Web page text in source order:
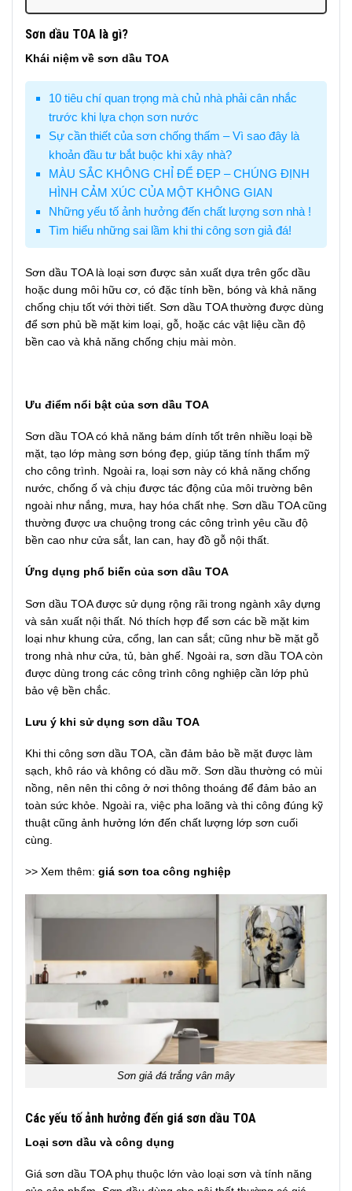
Sơn dầu TOA là gì?
Khái niệm về sơn dầu TOA
10 tiêu chí quan trọng mà chủ nhà phải cân nhắc
trước khi lựa chọn sơn nước
Sự cần thiết của sơn chống thấm – Vì sao đây là
khoản đầu tư bắt buộc khi xây nhà?
MÀU SẮC KHÔNG CHỈ ĐỂ ĐẸP – CHÚNG ĐỊNH
HÌNH CẢM XÚC CỦA MỘT KHÔNG GIAN
Những yếu tố ảnh hưởng đến chất lượng sơn nhà !
Tìm hiểu những sai lầm khi thi công sơn giả đá!
Sơn dầu TOA là loại sơn được sản xuất dựa trên gốc dầu
hoặc dung môi hữu cơ, có đặc tính bền, bóng và khả năng
chống chịu tốt với thời tiết. Sơn dầu TOA thường được dùng
để sơn phủ bề mặt kim loại, gỗ, hoặc các vật liệu cần độ
bền cao và khả năng chống chịu mài mòn.
Ưu điểm nổi bật của sơn dầu TOA
Sơn dầu TOA có khả năng bám dính tốt trên nhiều loại bề
mặt, tạo lớp màng sơn bóng đẹp, giúp tăng tính thẩm mỹ
cho công trình. Ngoài ra, loại sơn này có khả năng chống
nước, chống ố và chịu được tác động của môi trường bên
ngoài như nắng, mưa, hay hóa chất nhẹ. Sơn dầu TOA cũng
thường được ưa chuộng trong các công trình yêu cầu độ
bền cao như cửa sắt, lan can, hay đồ gỗ nội thất.
Ứng dụng phổ biến của sơn dầu TOA
Sơn dầu TOA được sử dụng rộng rãi trong ngành xây dựng
và sản xuất nội thất. Nó thích hợp để sơn các bề mặt kim
loại như khung cửa, cổng, lan can sắt; cũng như bề mặt gỗ
trong nhà như cửa, tủ, bàn ghế. Ngoài ra, sơn dầu TOA còn
được dùng trong các công trình công nghiệp cần lớp phủ
bảo vệ bền chắc.
Lưu ý khi sử dụng sơn dầu TOA
Khi thi công sơn dầu TOA, cần đảm bảo bề mặt được làm
sạch, khô ráo và không có dầu mỡ. Sơn dầu thường có mùi
nồng, nên nên thi công ở nơi thông thoáng để đảm bảo an
toàn sức khỏe. Ngoài ra, việc pha loãng và thi công đúng kỹ
thuật cũng ảnh hưởng lớn đến chất lượng lớp sơn cuối
cùng.
>> Xem thêm: giá sơn toa công nghiệp
Sơn giả đá trắng vân mây
Các yếu tố ảnh hưởng đến giá sơn dầu TOA
Loại sơn dầu và công dụng
Giá sơn dầu TOA phụ thuộc lớn vào loại sơn và tính năng